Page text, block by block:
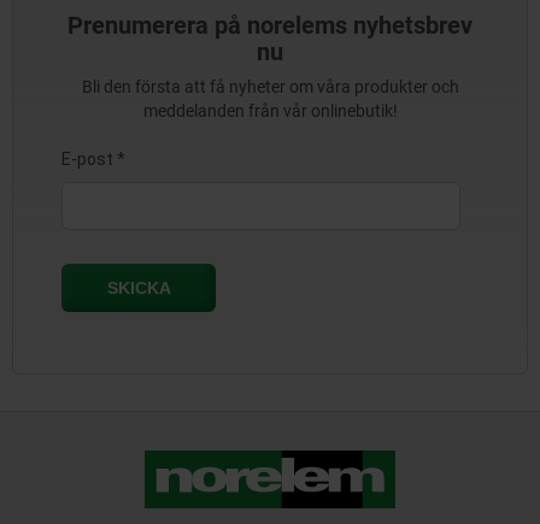
Prenumerera på norelems nyhetsbrev
nu
Bli den första att få nyheter om våra produkter och
meddelanden från vår onlinebutik!